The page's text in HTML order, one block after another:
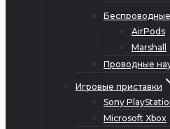
AirPods
Marshall
Проводные
Игровые приставки
Sony
Microsoft Xbox